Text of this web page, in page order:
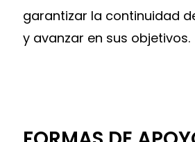
garantizar la continuidad
y avanzar en sus objetivos.